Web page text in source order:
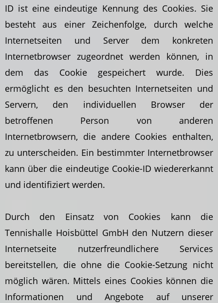
ID ist eine eindeutige Kennung des Cookies. Sie
besteht aus einer Zeichenfolge, durch welche
Internetseiten und Server dem konkreten
Internetbrowser zugeordnet werden können, in
dem das Cookie gespeichert wurde. Dies
ermöglicht es den besuchten Internetseiten und
Servern, den individuellen Browser der
betroffenen Person von anderen
Internetbrowsern, die andere Cookies enthalten,
zu unterscheiden. Ein bestimmter Internetbrowser
kann über die eindeutige Cookie-ID wiedererkannt
und identifiziert werden.
Durch den Einsatz von Cookies kann die
Tennishalle Hoisbüttel GmbH den Nutzern dieser
Internetseite nutzerfreundlichere Services
bereitstellen, die ohne die Cookie-Setzung nicht
möglich wären. Mittels eines Cookies können die
Informationen und Angebote auf unserer